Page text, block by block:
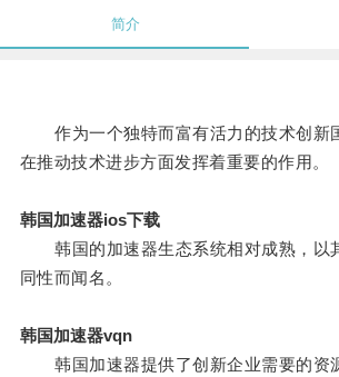
简介
作为一个独特而富有活力的技术创新
在推动技术进步方面发挥着重要的作用。
韩国加速器ios下载
韩国的加速器生态系统相对成熟，以
同性而闻名。
韩国加速器vqn
韩国加速器提供了创新企业需要的资